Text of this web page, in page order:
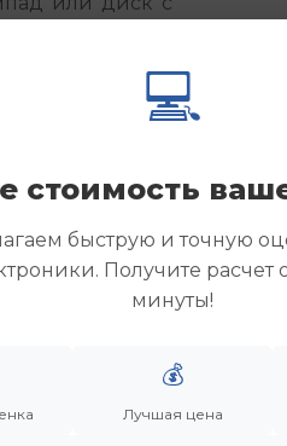
Заполните
модель и
часа. Получите
игровых
💻
стоимость
быструю и точную
Получите расчет
минуты!
💰
Лучшая цена